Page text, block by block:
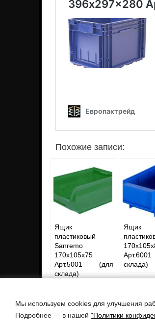
Мы используем cookies для улучшения
Подробнее — в нашей "Политики
Похожие записи:
Ящик
пластиковый
Sanremo
170x105x75
Арт.5001 (для
склада)
Ящик
склада)
Европактрейд -
поставка технологического
Адреса: г. Воронеж, ул. Бульвар Победы,
г. Москва, ул. Остаповский проезд, д. 5, оф.